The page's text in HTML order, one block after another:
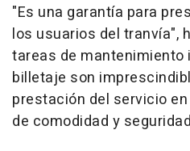
"Es una garantía para
los usuarios del tranvía",
tareas de
billetaje son
prestación del servicio
de comodidad y